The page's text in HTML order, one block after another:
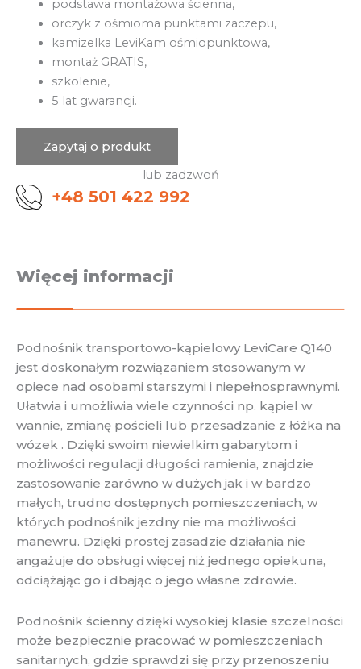
podstawa montażowa ścienna,
orczyk z ośmioma punktami zaczepu,
kamizelka LeviKam ośmiopunktowa,
montaż GRATIS,
szkolenie,
5 lat gwarancji.
Zapytaj o produkt
lub zadzwoń
+48 501 422 992
Więcej informacji
Podnośnik transportowo-kąpielowy LeviCare Q140
jest doskonałym rozwiązaniem stosowanym w
opiece nad osobami starszymi i niepełnosprawnymi.
Ułatwia i umożliwia wiele czynności np. kąpiel w
wannie, zmianę pościeli lub przesadzanie z łóżka na
wózek . Dzięki swoim niewielkim gabarytom i
możliwości regulacji długości ramienia, znajdzie
zastosowanie zarówno w dużych jak i w bardzo
małych, trudno dostępnych pomieszczeniach, w
których podnośnik jezdny nie ma możliwości
manewru. Dzięki prostej zasadzie działania nie
angażuje do obsługi więcej niż jednego opiekuna,
odciążając go i dbając o jego własne zdrowie.
Podnośnik ścienny dzięki wysokiej klasie szczelności
może bezpiecznie pracować w pomieszczeniach
sanitarnych, gdzie sprawdzi się przy przenoszeniu